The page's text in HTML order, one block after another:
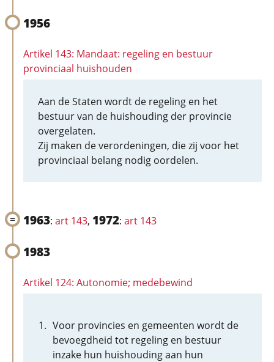
1956
Artikel 143: Mandaat: regeling en bestuur
provinciaal huishouden
Aan de Staten wordt de regeling en het
bestuur van de huishouding der provincie
overgelaten.
Zij maken de verordeningen, die zij voor het
provinciaal belang nodig oordelen.
1963: art 143, 1972: art 143
1983
Artikel 124: Autonomie; medebewind
Voor provincies en gemeenten wordt de
bevoegdheid tot regeling en bestuur
inzake hun huishouding aan hun